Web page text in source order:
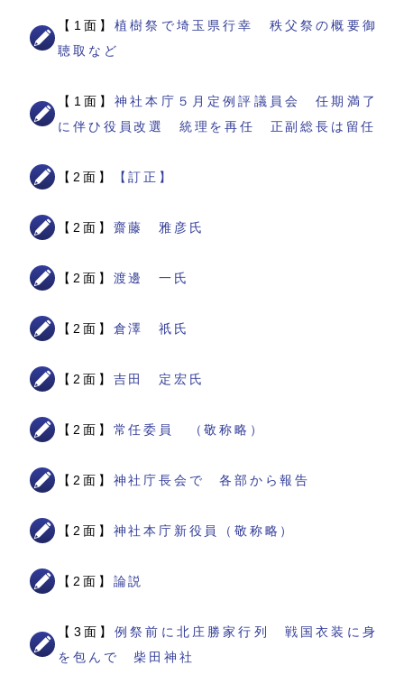
【1面】植樹祭で埼玉県行幸 秩父祭の概要御
聴取など
【1面】神社本庁５月定例評議員会 任期満了
に伴ひ役員改選 統理を再任 正副総長は留任
【2面】 【訂正】
【2面】 齋藤 雅彦氏
【2面】 渡邊 一氏
【2面】 倉澤 祇氏
【2面】 吉田 定宏氏
【2面】 常任委員 （敬称略）
【2面】 神社庁長会で 各部から報告
【2面】 神社本庁新役員（敬称略）
【2面】 論説
【3面】例祭前に北庄勝家行列 戦国衣装に身
を包んで 柴田神社